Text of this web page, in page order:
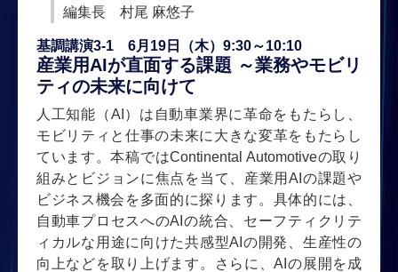
編集長 村尾 麻悠子
基調講演3-1 6月19日（木）9:30～10:10
産業用AIが直面する課題 ～業務やモビリ
ティの未来に向けて
人工知能（AI）は自動車業界に革命をもたらし、
モビリティと仕事の未来に大きな変革をもたらし
ています。本稿ではContinental Automotiveの取り
組みとビジョンに焦点を当て、産業用AIの課題や
ビジネス機会を多面的に探ります。具体的には、
自動車プロセスへのAIの統合、セーフティクリテ
ィカルな用途に向けた共感型AIの開発、生産性の
向上などを取り上げます。さらに、AIの展開を成